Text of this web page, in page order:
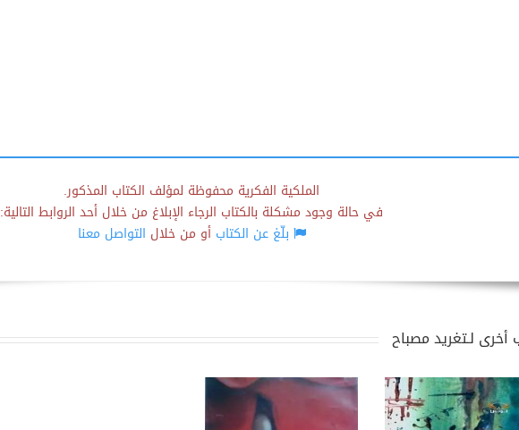
الملكية الفكرية محفوظة لمؤلف الكتاب المذكور.
في حالة وجود مشكلة بالكتاب الرجاء الإبلاغ من خلال أحد الروابط التالية:
بلّغ عن الكتابأو من خلال التواصل معنا
أخرى لـتغريد مصباح